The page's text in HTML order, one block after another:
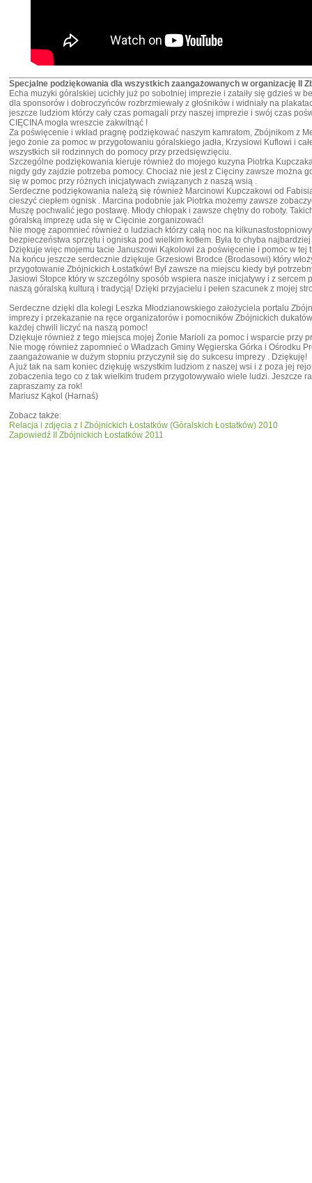
Specjalne podziękowania dla wszystkich zaangażowanych w organizację II
Echa muzyki góralskiej ucichły już po sobotniej imprezie i zataiły się gdzieś w
dla sponsorów i dobroczyńców rozbrzmiewały z głośników i widniały na
jeszcze ludziom którzy cały czas pomagali przy naszej imprezie i swój czas
CIĘCINA mogła wreszcie zakwitnąć !
Za poświęcenie i wkład pragnę podziękować naszym kamratom, Zbójnikom z
jego żonie za pomoc w przygotowaniu góralskiego jadła, Krzysiowi Kuflowi i
wszystkich sił rodzinnych do pomocy przy przedsięwzięciu.
Szczególne podziękowania kieruje również do mojego kuzyna Piotrka
nigdy gdy zajdzie potrzeba pomocy. Chociaż nie jest z Cięciny zawsze można
się w pomoc przy różnych inicjatywach związanych z naszą wsią .
Serdeczne podziękowania należą się również Marcinowi Kupczakowi od
cieszyć ciepłem ognisk . Marcina podobnie jak Piotrka możemy zawsze
Muszę pochwalić jego postawę. Młody chłopak i zawsze chętny do roboty.
góralską imprezę uda się w Cięcinie zorganizować!
Nie mogę zapomnieć również o ludziach którzy całą noc na
bezpieczeństwa sprzętu i ogniska pod wielkim kotłem. Była to chyba
Dziękuje więc mojemu tacie Januszowi Kąkolowi za poświęcenie i pomoc w tej
Na końcu jeszcze serdecznie dziękuje Grzesiowi Brodce (Brodasowi) który
przygotowanie Zbójnickich Łostatków! Był zawsze na miejscu kiedy był
Jasiowi Stopce który w szczególny sposób wspiera nasze inicjatywy i z sercem
naszą góralską kulturą i tradycją! Dzięki przyjacielu i pełen szacunek z mojej
Serdeczne dzięki dla kolegi Leszka Młodzianowskiego założyciela portalu
imprezy i przekazanie na ręce organizatorów i pomocników Zbójnickich
każdej chwili liczyć na naszą pomoc!
Dziękuje również z tego miejsca mojej Żonie Marioli za pomoc i wsparcie przy
Nie mogę również zapomnieć o Władzach Gminy Węgierska Górka i Ośrodku
zaangażowanie w dużym stopniu przyczynił się do sukcesu imprezy . Dziękuję!
A już tak na sam koniec dziękuję wszystkim ludziom z naszej wsi i z poza jej
zobaczenia tego co z tak wielkim trudem przygotowywało wiele ludzi. Jeszcze
zapraszamy za rok!
Mariusz Kąkol (Harnaś)
Zobacz także:
Relacja i zdjęcia z I Zbójnickich Łostatków (Góralskich Łostatków) 2010
Zapowiedź II Zbójnickich Łostatków 2011